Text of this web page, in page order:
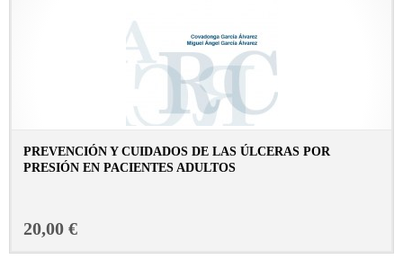
PREVENCIÓN Y CUIDADOS DE LAS ÚLCERAS POR
PRESIÓN EN PACIENTES ADULTOS
20,00 €